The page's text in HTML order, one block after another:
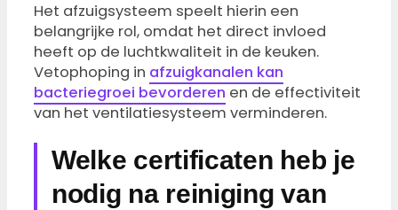
Het afzuigsysteem speelt hierin een
belangrijke rol, omdat het direct invloed
heeft op de luchtkwaliteit in de keuken.
Vetophoping in afzuigkanalen kan
bacteriegroei bevorderen en de effectiviteit
van het ventilatiesysteem verminderen.
Welke certificaten heb je
nodig na reiniging van